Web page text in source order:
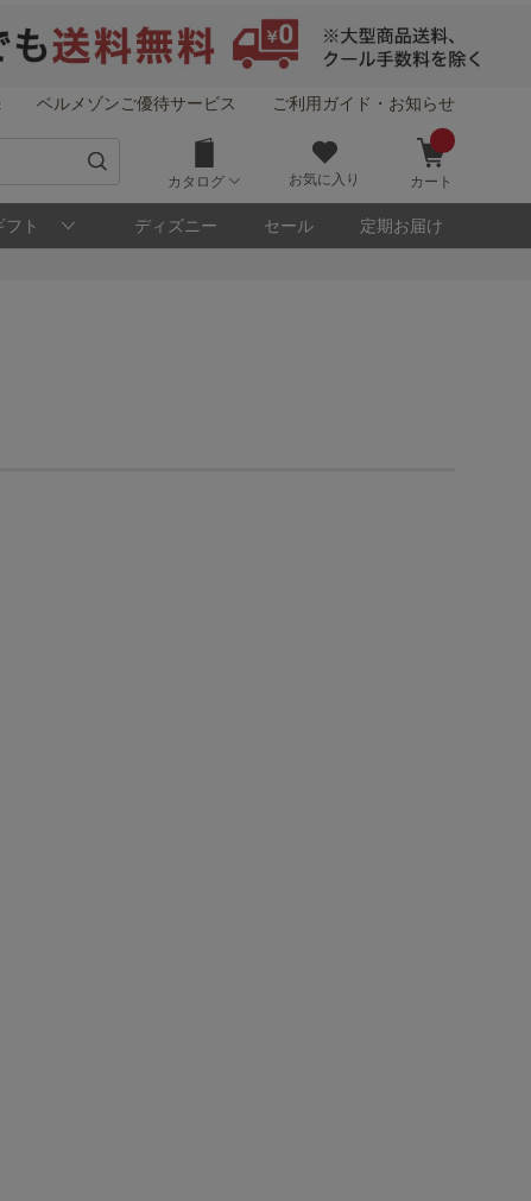
ベルメゾンご優待サービス ご利用ガイド・お知らせ
カタログ お気に入り カート
フト ディズニー セール 定期お届け